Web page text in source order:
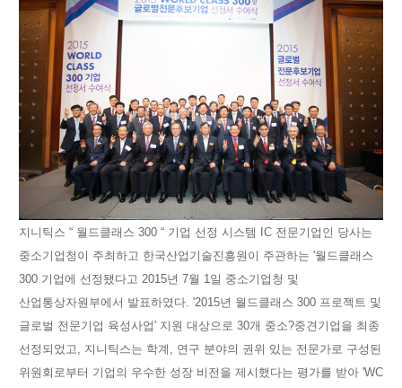
지니틱스 “ 월드클래스 300 “ 기업 선정 시스템 IC 전문기업인 당사는
중소기업청이 주최하고 한국산업기술진흥원이 주관하는 '월드클래스
300 기업에 선정됐다고 2015년 7월 1일 중소기업청 및
산업통상자원부에서 발표하였다. '2015년 월드클래스 300 프로젝트 및
글로벌 전문기업 육성사업' 지원 대상으로 30개 중소?중견기업을 최종
선정되었고, 지니틱스는 학계, 연구 분야의 권위 있는 전문가로 구성된
위원회로부터 기업의 우수한 성장 비전을 제시했다는 평가를 받아 'WC